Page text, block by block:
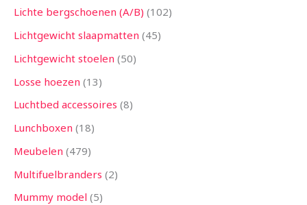
Lichte bergschoenen (A/B) 102
Lichtgewicht slaapmatten 45
Lichtgewicht stoelen 50
Losse hoezen 13
Luchtbed accessoires 8
Lunchboxen 18
Meubelen 479
Multifuelbranders 2
Mummy model 5